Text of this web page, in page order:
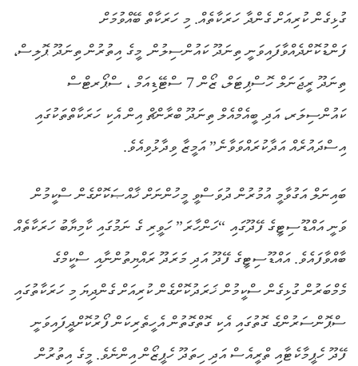
ގުޅިގެން ކުރިއަށް ގެންދާ ހަރަކާތެއް. މި ހަރަކާތް ބޭއްވުމަށް
ފަންޑުކޮށްދެއްވާފައިވަނީ ތިނަދޫ ކައުންސިލުން. މީގެ އިތުރުން ތިނަދޫ ޕޮލިސް،
ތިނަދޫ ރީޖަނަލް ހޮސްޕިޓަލް، ޒޯން 7 ސްޓޭޑިއަމް ، ސްޕޯރޓްސް
ކައުންސިލަރ، އަދި ބީއެމްއެލް ތިނަދޫ ބްރާންޗް އިން އެކި ހަރަކާތްތަކުގައި
އިސްދައުރެއް އަދާކުރައްވަވާނެ” އަމީޒާ ވިދާޅުވިއެވެ.
ބައިނަލް އަގުވާމީ އުމުރުން ދުވަސްވީ މީހުންނަށް ޚާއްޞަކޮށްގެން ސްކީމުން
ވަނީ އައްޑޫސިޓީގެ ފޭދޫގައި “ހަންހާރަ” ހަވީރި ގެ ނަމުގައި ކާމިޔާބު ހަރަކާތެއް
ބާއްވާފައެވެ. އައްޑޫސިޓީގެ ފޭދޫ އަދި މަރަދޫ ރައްޔިތުންނާއި ސްކީމްގެ
މެމްބަރުން ގުޅިގެން ސްކީމުން ޚަރަދުކޮށްގެން ކުރިއަށް ގެންދިޔަ މި ހަރަކާތުގައި
ސްޕޮންސަރުންގެ ގޮތުގައި އެކި ގޮތްގޮތުން އެހީތެރިކަން ފޯރުކޮށްދީފައިވަނީ
ފޭދޫ ހެޕީމާކެޓާއި ތްރީއެސް އަދި ހިތަދޫ ހެޕީޒޯން އިންނެވެ. މީގެ އިތުރުން